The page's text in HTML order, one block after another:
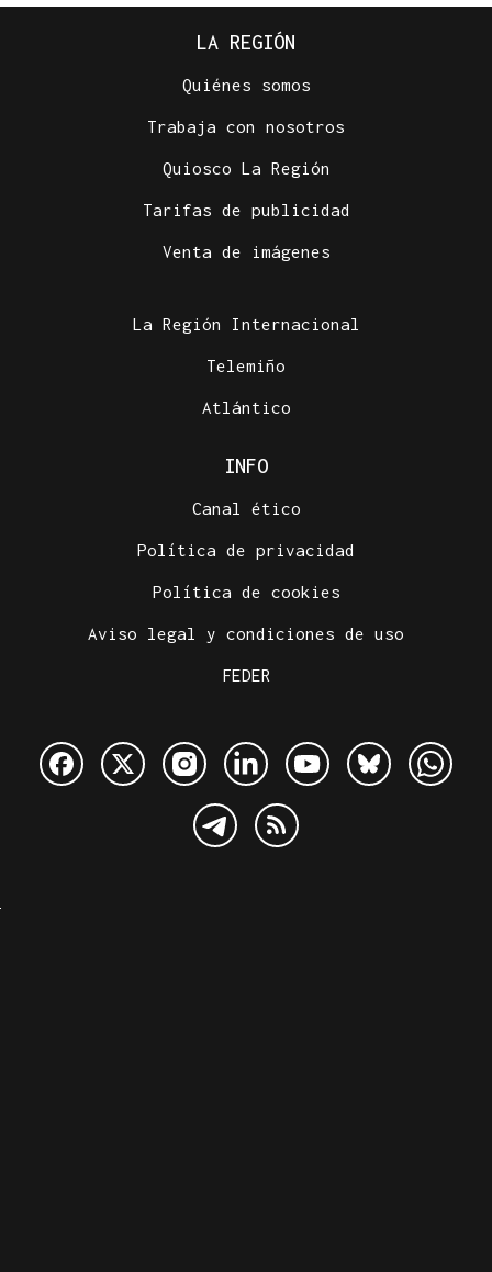
LA REGIÓN
Quiénes somos
Trabaja con nosotros
Quiosco La Región
Tarifas de publicidad
Venta de imágenes
La Región Internacional
Telemiño
Atlántico
INFO
Canal ético
Política de privacidad
Política de cookies
Aviso legal y condiciones de uso
FEDER